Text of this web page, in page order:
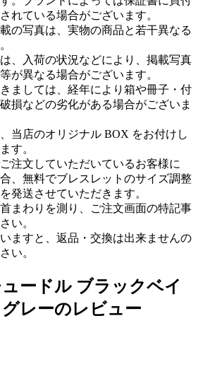
れている場合がございます。
の写真は、実物の商品と若干異なる
、入荷の状況などにより、掲載写真
が異なる場合がございます。
ましては、経年により箱や冊子・付
損などの劣化がある場合がございま
当店のオリジナル BOX をお付けし
す。
注文していただいているお客様に
、無料でブレスレットのサイズ調整
発送させていただきます。
まわりを測り、ご注文画面の特記事
い。
ますと、返品・交換は出来ませんの
い。
ードル ブラックベイ
グレーのレビュー